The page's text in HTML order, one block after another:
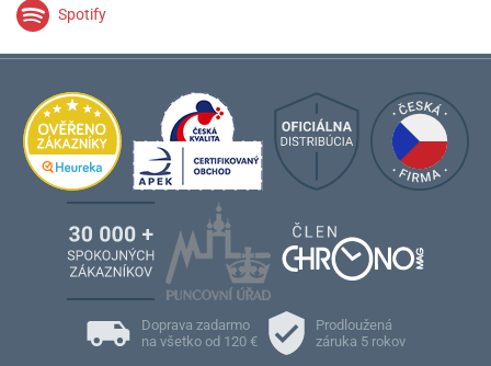
Spotify
Doprava zadarmo
na všetko od 120 €
Prodloužená
záruka 5 rokov